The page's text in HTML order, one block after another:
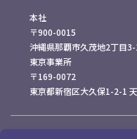
本社
〒900-0015
沖縄県那覇市久茂地2丁目
東京事業所
〒169-0072
東京都新宿区大久保1-2-1